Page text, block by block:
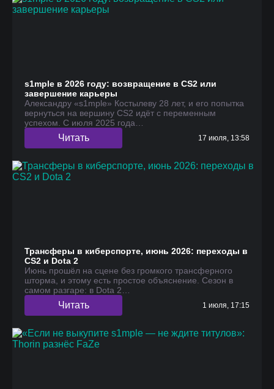
s1mple в 2026 году: возвращение в CS2 или
завершение карьеры
Александру «s1mple» Костылеву 28 лет, и его попытка
вернуться на вершину CS2 идёт с переменным
успехом. С июля 2025 года…
Читать 17 июля, 13:58
Трансферы в киберспорте, июнь 2026: переходы в
CS2 и Dota 2
Июнь прошёл на сцене без громкого трансферного
шторма, и этому есть простое объяснение. Сезон в
самом разгаре: в Dota 2…
Читать 1 июля, 17:15